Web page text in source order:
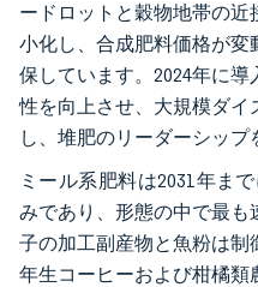
ードロットと穀物地帯の
小化し、合成肥料価格が
保しています。2024年に
性を向上させ、大規模ダ
し、堆肥のリーダーシップ
ミール系肥料は2031年ま
みであり、形態の中で最
子の加工副産物と魚粉は
年生コーヒーおよび柑橘